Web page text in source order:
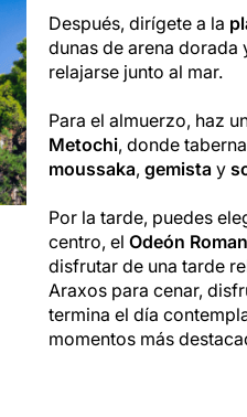
Después, dirígete a la
dunas de arena dorada
relajarse junto al mar.
Para el almuerzo, haz
Metochi, donde
moussaka, gemista y
Por la tarde, puedes
centro, el Odeón
disfrutar de una tarde
Araxos para cenar,
termina el día
momentos más